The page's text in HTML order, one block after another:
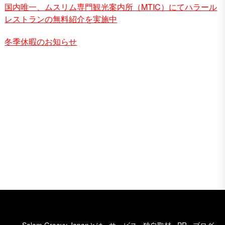
国内唯一、ムスリム専門観光案内所（MTIC）にてハラール
レストランの無料紹介を実施中
冬季休暇のお知らせ